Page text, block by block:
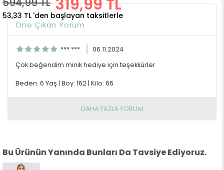
319,99 TL
53,33 TL 'den başlayan taksitlerle
Öne Çıkan Yorum
*** ***
06.11.2024
Çok beğendim minik hediye için teşekkürler
Beden: 6 Yaş | Boy: 162 | Kilo: 66
DAHA FAZLA YORUM
Bu Ürünün Yanında Bunları Da Tavsiye Ediyoruz.